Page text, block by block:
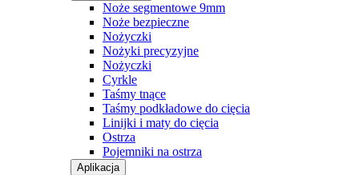
Noże segmentowe 9mm
Noże bezpieczne
Nożyczki
Nożyki precyzyjne
Nożyczki
Cyrkle
Taśmy tnące
Taśmy podkładowe do cięcia
Linijki i maty do cięcia
Ostrza
Pojemniki na ostrza
Aplikacja